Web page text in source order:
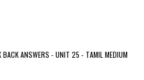
BACK ANSWERS - UNIT 25 - TAMIL MEDIUM